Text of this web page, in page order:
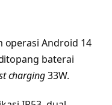
operasi Android 14
baterai
charging33W.